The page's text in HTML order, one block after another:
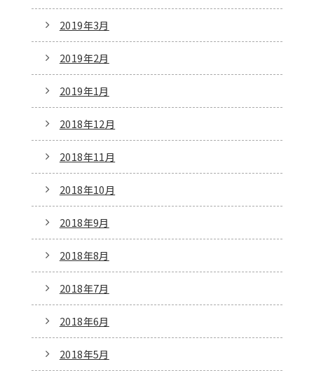
2019年3月
2019年2月
2019年1月
2018年12月
2018年11月
2018年10月
2018年9月
2018年8月
2018年7月
2018年6月
2018年5月